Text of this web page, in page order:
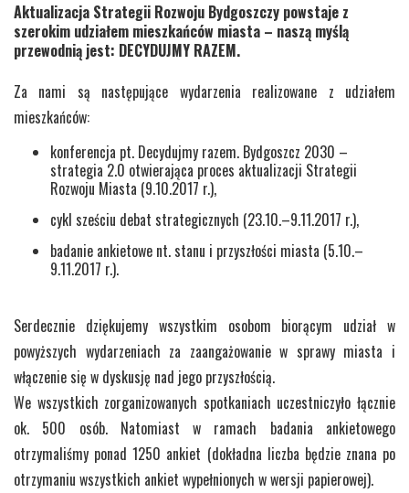
Aktualizacja Strategii Rozwoju Bydgoszczy powstaje z
szerokim udziałem mieszkańców miasta – naszą myślą
przewodnią jest: DECYDUJMY RAZEM.
Za nami są następujące wydarzenia realizowane z udziałem
mieszkańców:
konferencja pt. Decydujmy razem. Bydgoszcz 2030 –
strategia 2.0 otwierająca proces aktualizacji Strategii
Rozwoju Miasta (9.10.2017 r.),
cykl sześciu debat strategicznych (23.10.–9.11.2017 r.),
badanie ankietowe nt. stanu i przyszłości miasta (5.10.–
9.11.2017 r.).
Serdecznie dziękujemy wszystkim osobom biorącym udział w
powyższych wydarzeniach za zaangażowanie w sprawy miasta i
włączenie się w dyskusję nad jego przyszłością.
We wszystkich zorganizowanych spotkaniach uczestniczyło łącznie
ok. 500 osób. Natomiast w ramach badania ankietowego
otrzymaliśmy ponad 1250 ankiet (dokładna liczba będzie znana po
otrzymaniu wszystkich ankiet wypełnionych w wersji papierowej).